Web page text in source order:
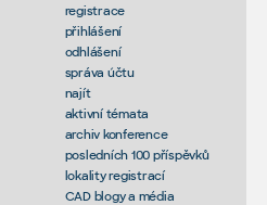
registrace
přihlášení
odhlášení
správa účtu
najít
aktivní témata
archiv konference
posledních 100 příspěvků
lokality registrací
CAD blogy a média